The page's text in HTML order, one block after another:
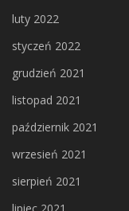
luty 2022
styczeń 2022
grudzień 2021
listopad 2021
październik 2021
wrzesień 2021
sierpień 2021